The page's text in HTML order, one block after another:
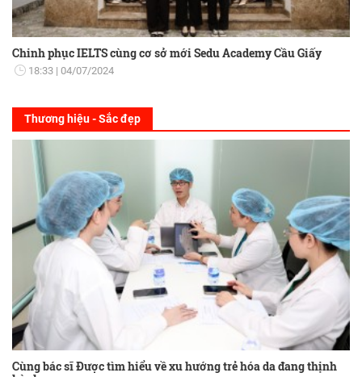
Chinh phục IELTS cùng cơ sở mới Sedu Academy Cầu Giấy
18:33 04/07/2024
Thương hiệu - Sắc đẹp
Cùng bác sĩ Được tìm hiểu về xu hướng trẻ hóa da đang thịnh